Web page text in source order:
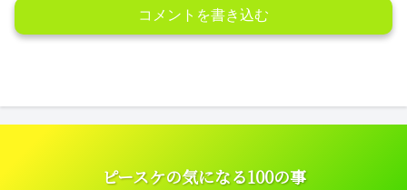
コメントを書き込む
ピースケの気になる100の事